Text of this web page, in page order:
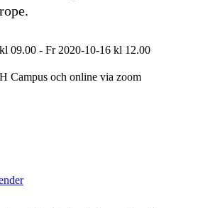
09.00 - Fr 2020-10-16 kl 12.00
Campus och online via zoom